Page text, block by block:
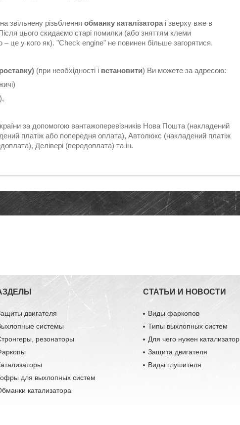
звільнену різьблення обманку каталізатора і зверху вже в
цього скидаємо старі помилки (або зняттям клеми
це у кого як). "Check engine" не повинен більше загорятися.
(при необхідності і встановити) Ви можете за адресою:
за допомогою вантажоперевізників Нова Пошта (накладений
платіж або попередня оплата), Автолюкс (накладений платіж
Делівері (передоплата) та ін.
двигателя
системы
резонаторы
для выхлопных систем
катализатора
СТАТЬИ И НОВОСТИ
Виды фаркопов
Типы выхлопных систем
Для чего нужен катализатор
Защита двигателя
Виды глушителя